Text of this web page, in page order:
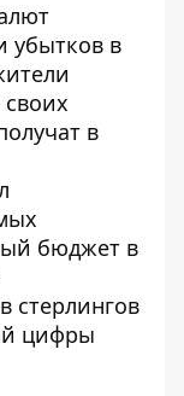
убытков в
в
бюджет в
стерлингов
цифры